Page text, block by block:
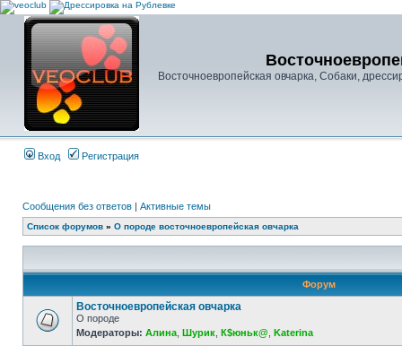
Восточноевропейская овчарка, Собаки,
Вход Регистрация
Сообщения без ответов | Активные темы
Список форумов » О породе восточноевропейская овчарка
Форум
Восточноевропейская овчарка
О породе
Модераторы: Алина Шурик К$юньк@ Katerina